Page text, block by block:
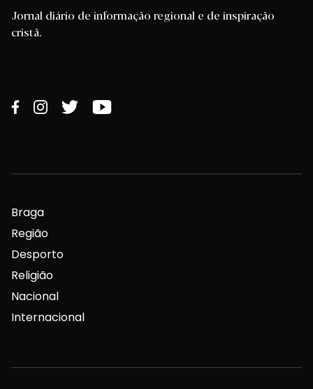
Jornal diário de informação regional e de inspiração
cristã.
Braga
Região
Desporto
Religião
Nacional
Internacional